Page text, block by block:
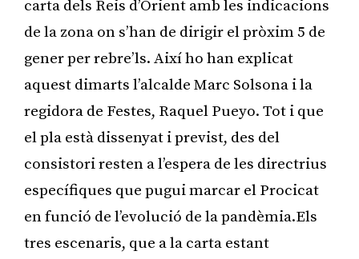
carta dels Reis d’Orient amb les indicacions
de la zona on s’han de dirigir el pròxim 5 de
gener per rebre’ls. Així ho han explicat
aquest dimarts l’alcalde Marc Solsona i la
regidora de Festes, Raquel Pueyo. Tot i que
el pla està dissenyat i previst, des del
consistori resten a l’espera de les directrius
específiques que pugui marcar el Procicat
en funció de l’evolució de la pandèmia.Els
tres escenaris, que a la carta estant